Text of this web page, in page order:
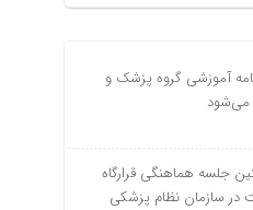
آموزشی گروه پزشک و
می‌شود
جلسه هماهنگی قرارگاه
در سازمان نظام پزشکی